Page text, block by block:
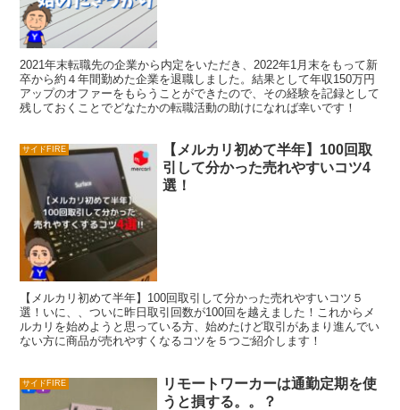
2021年末転職先の企業から内定をいただき、2022年1月末をもって新
卒から約４年間勤めた企業を退職しました。結果として年収150万円
アップのオファーをもらうことができたので、その経験を記録として
残しておくことでどなたかの転職活動の助けになれば幸いです！
サイドFIRE
【メルカリ初めて半年】100回取
引して分かった売れやすいコツ4
選！
【メルカリ初めて半年】100回取引して分かった売れやすいコツ５
選！いに、、ついに昨日取引回数が100回を越えました！これからメ
ルカリを始めようと思っている方、始めたけど取引があまり進んでい
ない方に商品が売れやすくなるコツを５つご紹介します！
サイドFIRE
リモートワーカーは通勤定期を使
うと損する。。？